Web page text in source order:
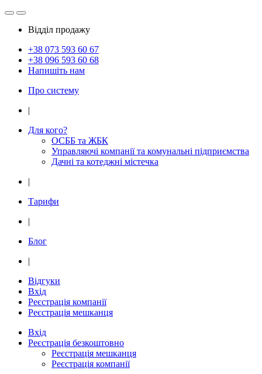
Відділ продажу
+38 073 593 60 67
+38 096 593 60 68
Напишіть нам
Про систему
|
Для кого?
ОСББ та ЖБК
Управляючі компанії та комунальні підприємства
Дачнi та котеджні мiстечка
|
Тарифи
|
Блог
|
Відгуки
Вхід
Реєстрація компанії
Реєстрація мешканця
Вхід
Реєстрація безкоштовно
Реєстрація мешканця
Реєстрація компанії